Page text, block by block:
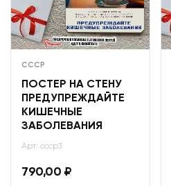
СССР
ПОСТЕР НА СТЕНУ
ПРЕДУПРЕЖДАЙТЕ
КИШЕЧНЫЕ
ЗАБОЛЕВАНИЯ
Арт: ссср3
790,00 ₽